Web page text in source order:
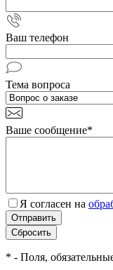
Ваш телефон
Тема вопроса
Ваше сообщение*
Я согласен на
* - Поля,